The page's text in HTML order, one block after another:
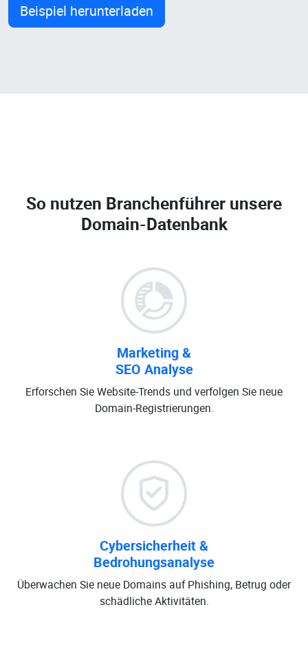
Beispiel herunterladen
So nutzen Branchenführer unsere
Domain-Datenbank
Marketing &
SEO Analyse
Erforschen Sie Website-Trends und verfolgen Sie neue
Domain-Registrierungen.
Cybersicherheit &
Bedrohungsanalyse
Überwachen Sie neue Domains auf Phishing, Betrug oder
schädliche Aktivitäten.